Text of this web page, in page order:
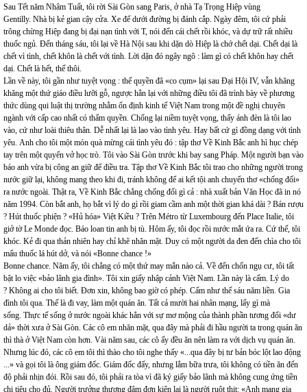
Sau Tết năm Nhâm Tuất, tôi rời Sài Gòn sang Paris, ở nhà Tạ Trọng Hiệp vùng
Gentilly. Nhà bị kẻ gian cậy cửa. Xe để dưới đường bị đánh cắp. Ngày đêm, tôi cứ phải
trông chừng Hiệp đang bị đại nạn tình với T, nói đến cái chết rồi khóc, và dự trữ rất nhiều
thuốc ngủ. Đến tháng sáu, tôi lại về Hà Nội sau khi dặn dò Hiệp là chớ chết dại. Chết dại là
chết vì tình, chết khôn là chết với tình. Lời dặn đó ngây ngô : làm gì có chết khôn hay chết
dại. Chết là hết, thế thôi.
Lần về này, tôi gần như tuyệt vọng : thế quyền đã «co cụm» lại sau Đại Hội IV, vẫn khăng
khăng một thứ giáo điều lưỡi gỗ, ngược hẳn lại với những điều tôi đã trình bày về phương
thức dùng qui luật thị trường nhằm ổn định kinh tế Việt Nam trong một đề nghị chuyên
ngành với cấp cao nhất có thẩm quyền. Chống lại niềm tuyệt vọng, thấy ánh đèn là tôi lao
vào, cứ như loài thiêu thân. Dễ nhất lại là lao vào tình yêu. Hay bất cứ gì đồng dạng với tình
yêu. Anh cho tôi một món quà mừng cái tình yêu đó : tập thơ Về Kinh Bắc anh hì hục chép
tay trên một quyển vở học trò. Tôi vào Sài Gòn trước khi bay sang Pháp. Một người bạn vào
báo anh vừa bị công an giữ để điều tra. Tập thơ Về Kinh Bắc tôi trao cho những người trong
nước giữ lại, không mang theo khi đi, tránh không để ai kết tội anh chuyển thơ «chống đối»
ra nước ngoài. Thật ra, Về Kinh Bắc chẳng chống đối gì cả : nhà xuất bản Văn Học đã in nó
năm 1994. Còn bắt anh, họ bắt vì lý do gì rồi giam cầm anh một thời gian khá dài ? Bán rượu
? Hút thuốc phiện ? «Hủ hóa» Việt Kiều ? Trên Métro từ Luxembourg đến Place Italie, tôi
giở tờ Le Monde đọc. Báo loan tin anh bị tù. Hôm ấy, tôi đọc rồi nước mắt ứa ra. Cứ thế, tôi
khóc. Kẻ đi qua thản nhiên hay chỉ khẽ nhăn mặt. Duy có một người da đen đến chìa cho tôi
mẩu thuốc lá hút dở, và nói «Bonne chance !»
Bonne chance. Năm ấy, tôi chẳng có một thứ may mắn nào cả. Về đến chốn ngụ cư, tôi tất
bật lo việc «bảo lãnh gia đình». Tôi xin giấy nhập cảnh Việt Nam. Lần này là cấm. Lý do
? Không ai cho tôi biết. Đơn xin, không bao giờ có phép. Cấm như thế sáu năm liền. Gia
đình tôi qua. Thế là đi vay, làm một quán ăn. Tất cả mười hai nhân mạng, lấy gì mà
sống. Thực tế sống ở nước ngoài khác hẳn với sự mơ mộng của thành phần tương đối «dư
dả» thời xưa ở Sài Gòn. Các cô em nhăn mặt, qua đây mà phải đi hầu người ta trong quán ăn
thì thà ở Việt Nam còn hơn. Vài năm sau, các cô ấy đều ăn nên làm ra với dịch vụ quán ăn.
Nhưng lúc đó, các cô em tôi thì thào cho tôi nghe thấy «...qua đây bị tư bản bóc lột lao động
...» và gọi tôi là ông giám đốc. Giám đốc đấy, nhưng lắm bữa trưa, tôi không có tiền ăn đến
độ phải nhịn đói. Rồi sau đó, tôi phải ra tòa vì đã ký giấy bảo lãnh mà không cung ứng tiền
chi tiêu cho đủ. Người trưởng thượng đâm đơn kiện lại là người ruột thịt: «Anh mang gia